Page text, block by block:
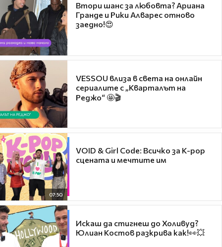
Втори шанс за любовта? Ариана
Гранде и Рики Алварес отново
заедно!😍
VESSOU влиза в света на онлайн
сериалите с „Кварталът на
Реджо“ 🤩🎬
07:50
VOID & Girl Code: Всичко за K-pop
сцената и мечтите им
Искаш да стигнеш до Холивуд?
Юлиан Костов разкрива как!👀💥